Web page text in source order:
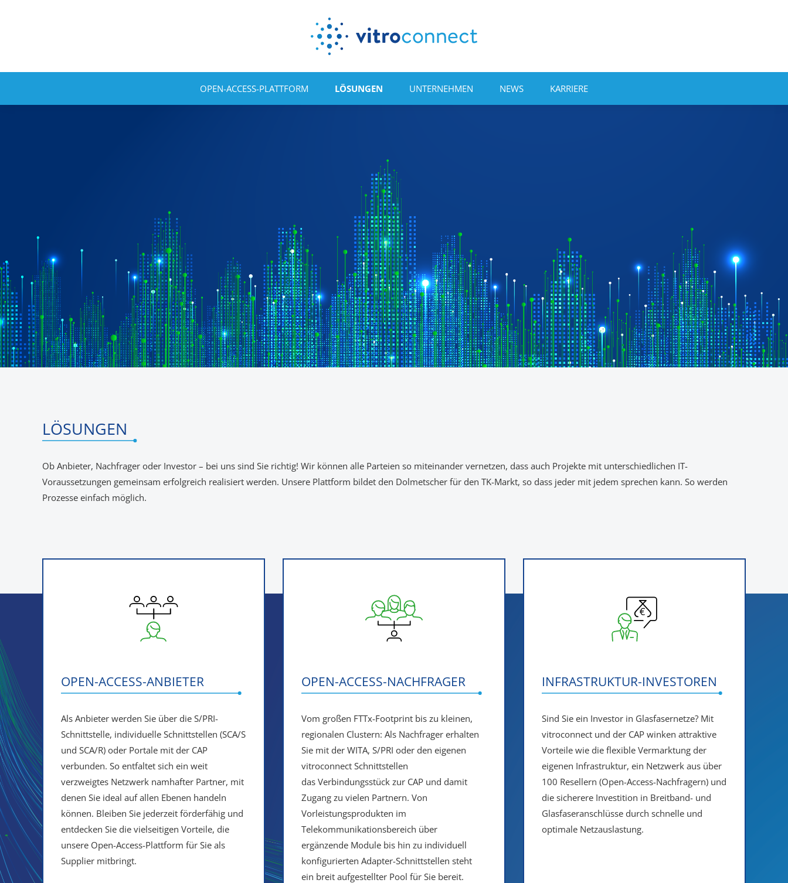
OPEN-ACCESS-PLATTFORM LÖSUNGEN UNTERNEHMEN NEWS KARRIERE
LÖSUNGEN
Ob Anbieter, Nachfrager oder Investor – bei uns sind Sie richtig! Wir können alle Parteien so miteinander vernetzen, dass auch Projekte mit unterschiedlichen IT-
Voraussetzungen gemeinsam erfolgreich realisiert werden. Unsere Plattform bildet den Dolmetscher für den TK-Markt, so dass jeder mit jedem sprechen kann. So werden
Prozesse einfach möglich.
OPEN-ACCESS-ANBIETER
Als Anbieter werden Sie über die S/PRI-
Schnittstelle, individuelle Schnittstellen (SCA/S
und SCA/R) oder Portale mit der CAP
verbunden. So entfaltet sich ein weit
verzweigtes Netzwerk namhafter Partner, mit
denen Sie ideal auf allen Ebenen handeln
können. Bleiben Sie jederzeit förderfähig und
entdecken Sie die vielseitigen Vorteile, die
unsere Open-Access-Plattform für Sie als
Supplier mitbringt.
OPEN-ACCESS-NACHFRAGER
Vom großen FTTx-Footprint bis zu kleinen,
regionalen Clustern: Als Nachfrager erhalten
Sie mit der WITA, S/PRI oder den eigenen
vitroconnect Schnittstellen
dasVerbindungsstück zur CAP und damit
Zugang zu vielen Partnern. Von
Vorleistungsprodukten im
Telekommunikationsbereich über
ergänzende Module bis hin zu individuell
konfigurierten Adapter-Schnittstellen steht
ein breit aufgestellter Pool für Sie bereit.
INFRASTRUKTUR-INVESTOREN
Sind Sie ein Investor in Glasfasernetze? Mit
vitroconnect und der CAP winken attraktive
Vorteile wie die flexible Vermarktung der
eigenen Infrastruktur, ein Netzwerk aus über
100 Resellern (Open-Access-Nachfragern) und
die sicherere Investition in Breitband- und
Glasfaseranschlüsse durch schnelle und
optimale Netzauslastung.